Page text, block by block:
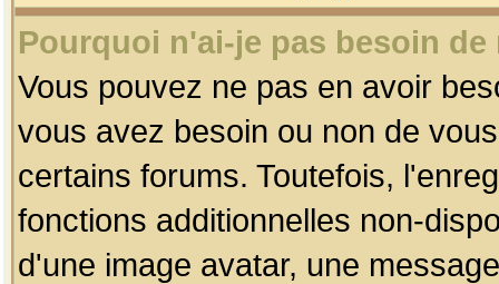
Pourquoi n'ai-je pas besoin
Vous pouvez ne pas en avoir
vous avez besoin ou non de
certains forums. Toutefois,
fonctions additionnelles non-
d'une image avatar, une